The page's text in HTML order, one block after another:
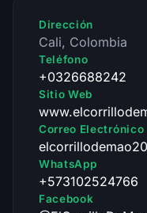
Dirección
Cali, Colombia
Teléfono
+0326688242
Sitio Web
Correo Electrónico
WhatsApp
+573102524766
Facebook